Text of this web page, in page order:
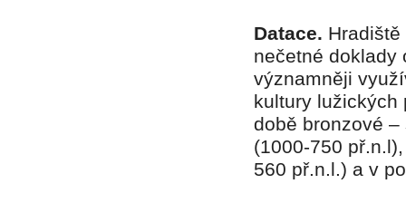
Datace.
nečetné doklady
významněji
kultury lužických
době bronzové
(1000-750
560 př.n.l.) a v